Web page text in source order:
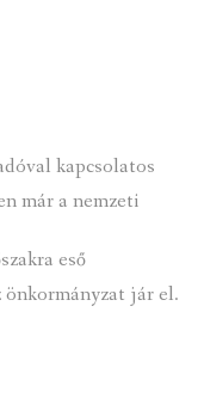
kapcsolatos
már a nemzeti
eső
jár el.